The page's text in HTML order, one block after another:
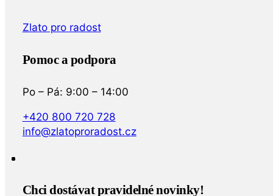
Zlato pro radost
Pomoc a podpora
Po – Pá: 9:00 – 14:00
+420 800 720 728
info@zlatoproradost.cz
Chci dostávat pravidelné novinky!​